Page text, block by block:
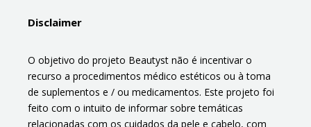
Disclaimer
O objetivo do projeto Beautyst não é incentivar o
recurso a procedimentos médico estéticos ou à toma
de suplementos e / ou medicamentos. Este projeto foi
feito com o intuito de informar sobre temáticas
relacionadas com os cuidados da pele e cabelo, com